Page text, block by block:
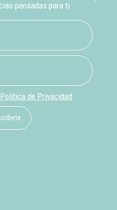
pensadas para ti
Política de Privacidad